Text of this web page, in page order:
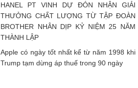
HANEL PT VINH DỰ ĐÓN NHẬN GIẢI
THƯỞNG CHẤT LƯỢNG TỪ TẬP ĐOÀN
BROTHER NHÂN DỊP KỶ NIỆM 25 NĂM
THÀNH LẬP
Apple có ngày tốt nhất kể từ năm 1998 khi
Trump tạm dừng áp thuế trong 90 ngày